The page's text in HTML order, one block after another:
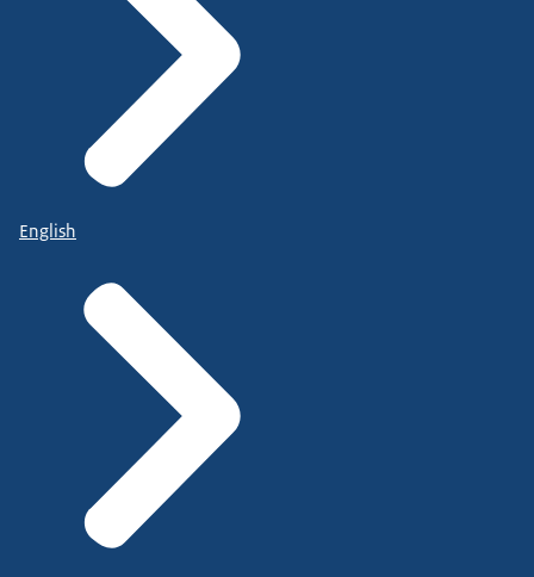
English